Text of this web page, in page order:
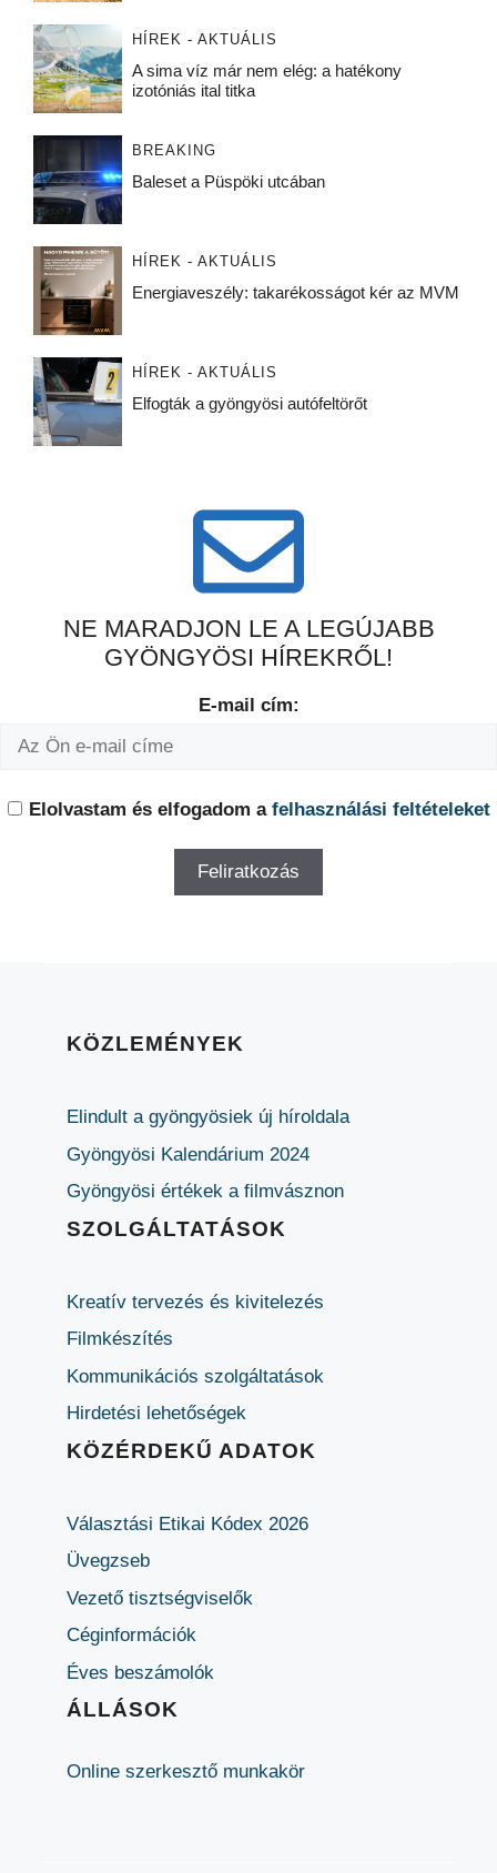
HÍREK - AKTUÁLIS
A sima víz már nem elég: a hatékony
izotóniás ital titka
BREAKING
Baleset a Püspöki utcában
HÍREK - AKTUÁLIS
Energiaveszély: takarékosságot kér az MVM
HÍREK - AKTUÁLIS
Elfogták a gyöngyösi autófeltörőt
NE MARADJON LE A LEGÚJABB
GYÖNGYÖSI HÍREKRŐL!
E-mail cím:
Elolvastam és elfogadom a felhasználási feltételeket
KÖZLEMÉNYEK
Elindult a gyöngyösiek új híroldala
Gyöngyösi Kalendárium 2024
Gyöngyösi értékek a filmvásznon
SZOLGÁLTATÁSOK
Kreatív tervezés és kivitelezés
Filmkészítés
Kommunikációs szolgáltatások
Hirdetési lehetőségek
KÖZÉRDEKŰ ADATOK
Választási Etikai Kódex 2026
Üvegzseb
Vezető tisztségviselők
Céginformációk
Éves beszámolók
ÁLLÁSOK
Online szerkesztő munkakör